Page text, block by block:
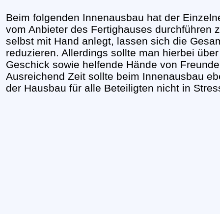
Beim folgenden Innenausbau hat der
vom Anbieter des Fertighauses durchführen
selbst mit Hand anlegt, lassen sich die
reduzieren. Allerdings sollte man hierbei
Geschick sowie helfende Hände von
Ausreichend Zeit sollte beim Innenausbau
der Hausbau für alle Beteiligten nicht in